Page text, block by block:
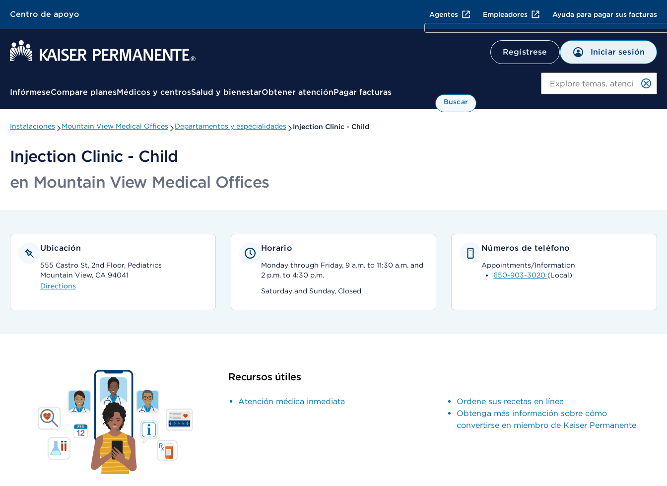
Centro de apoyo Agentes Empleadores Ayuda para pagar sus facturas
Regístrese Iniciar sesión
Menú contextual
InfórmeseCompare planesMédicos y centrosSalud y bienestarObtener atenciónPagar facturas
Buscar
Instalaciones Mountain View Medical Offices Departamentos y especialidades Injection Clinic - Child
Injection Clinic - Child
en Mountain View Medical Offices
Ubicación
555 Castro St, 2nd Floor, Pediatrics
Mountain View, CA 94041
Directions
Horario
Monday through Friday, 9 a.m. to 11:30 a.m. and
2 p.m. to 4:30 p.m.
Saturday and Sunday, Closed
Números de teléfono
Appointments/Information
650-903-3020 (Local)
Recursos útiles
Atención médica inmediata
Ordene sus recetas en línea
Obtenga más información sobre cómo
convertirse en miembro de Kaiser Permanente